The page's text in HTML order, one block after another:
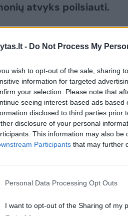
- Do Not Process My
wish to opt-out of the sale, sharing
information for targeted
your selection. Please note that
seeing interest-based ads
disclosed to third parties prior
disclosure of your personal
This information may also
Participants that may further
Personal Data Processing Opt Outs
I want to opt-out of the Sharing of my
atvyks poilsiauti.
„Metropolio“
viešbučio kieme –
statybos